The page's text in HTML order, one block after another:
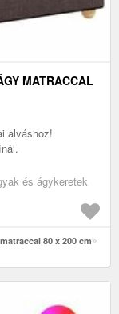
MATRACCAL
alváshoz!
és ágykeretek
80 x 200 cm